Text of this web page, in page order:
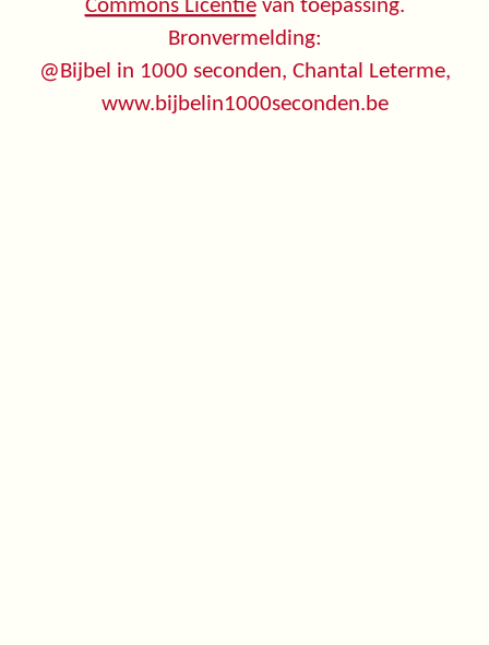
Commons Licentievan toepassing.
Bronvermelding:
@Bijbel in 1000 seconden, Chantal Leterme,
www.bijbelin1000seconden.be